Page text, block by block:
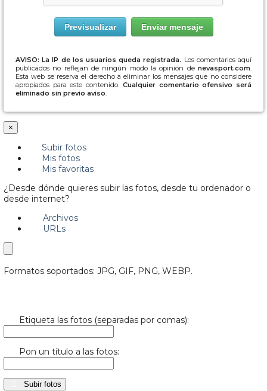
AVISO: La IP de los usuarios queda registrada. Los comentarios aquí
publicados no reflejan de ningún modo la opinión de nevasport.com.
Esta web se reserva el derecho a eliminar los mensajes que no considere
apropiados para este contenido. Cualquier comentario ofensivo será
eliminado sin previo aviso.
×
Subir fotos
Mis fotos
Mis favoritas
¿Desde dónde quieres subir las fotos, desde tu ordenador o
desde internet?
Archivos
URLs
Formatos soportados: JPG, GIF, PNG, WEBP.
Etiqueta las fotos (separadas por comas):
Pon un título a las fotos:
Subir fotos